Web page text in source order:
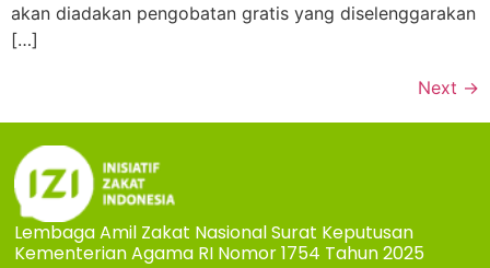
akan diadakan pengobatan gratis yang diselenggarakan
[…]
Next →
Lembaga Amil Zakat Nasional Surat Keputusan
Kementerian Agama RI Nomor 1754 Tahun 2025